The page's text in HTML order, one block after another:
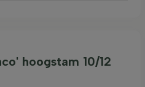
hoogstam 10/12